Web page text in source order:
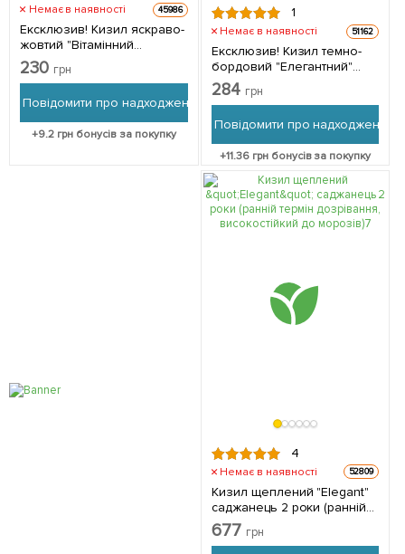
Немає в наявності 45986
Ексклюзив! Кизил яскраво-
жовтий "Вітамінний
коктейль" (Vitamin Cocktail)
(преміальний
саджанець в упаковці
230 грн
Повідомити про надходження
+9.2 грн бонусів за покупку
1
Немає в наявності 51162
Ексклюзив! Кизил темно-
бордовий "Елегантний"
(Elegant) (преміальний
великоплідний сорт,
дозрівання) 1 саджанець в
упаковці
284 грн
Повідомити про надходження
+11.36грн бонусів за покупку
4
Немає в наявності 52809
Кизил щеплений "Elegant"
саджанець 2 роки (ранній
термін дозрівання,
високостійкий до морозів) 1
677 грн